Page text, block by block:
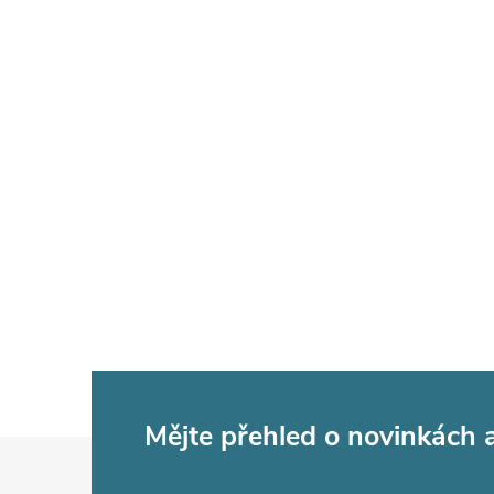
Mějte přehled o novinkách